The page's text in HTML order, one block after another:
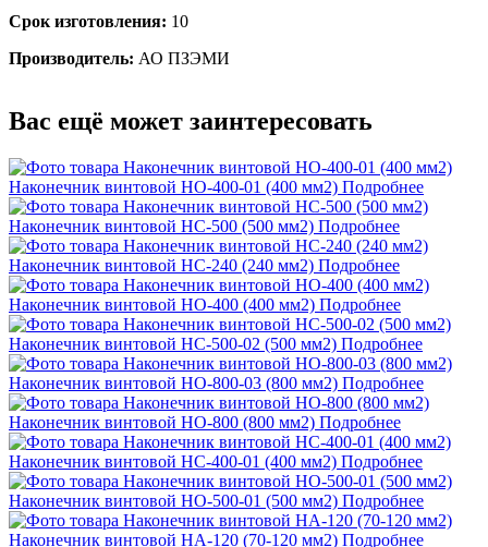
Срок изготовления: 10
Производитель: АО ПЗЭМИ
Вас ещё может заинтересовать
Наконечник винтовой НО-400-01 (400 мм2) Подробнее
Наконечник винтовой НС-500 (500 мм2) Подробнее
Наконечник винтовой НС-240 (240 мм2) Подробнее
Наконечник винтовой НО-400 (400 мм2) Подробнее
Наконечник винтовой НС-500-02 (500 мм2) Подробнее
Наконечник винтовой НО-800-03 (800 мм2) Подробнее
Наконечник винтовой НО-800 (800 мм2) Подробнее
Наконечник винтовой НС-400-01 (400 мм2) Подробнее
Наконечник винтовой НО-500-01 (500 мм2) Подробнее
Наконечник винтовой НА-120 (70-120 мм2) Подробнее